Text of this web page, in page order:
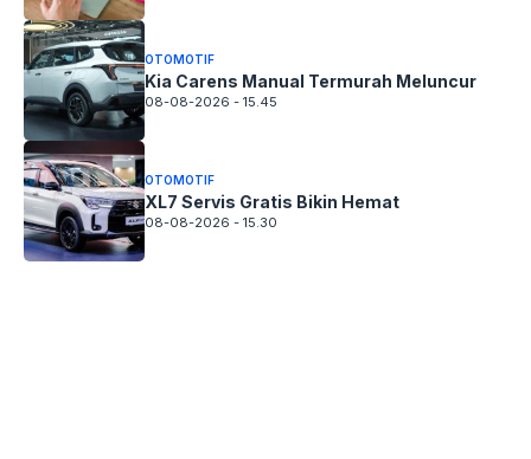
OTOMOTIF
Kia Carens Manual Termurah Meluncur
08-08-2026 - 15.45
OTOMOTIF
XL7 Servis Gratis Bikin Hemat
08-08-2026 - 15.30